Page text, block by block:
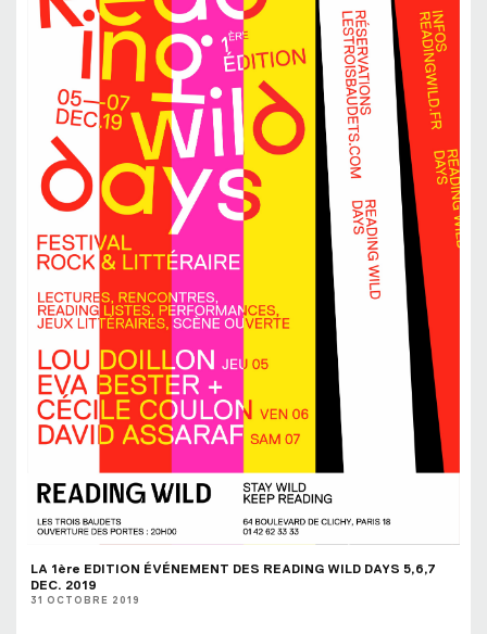
LA 1ère EDITION ÉVÉNEMENT DES READING WILD DAYS 5,6,7
DEC. 2019
31 OCTOBRE 2019